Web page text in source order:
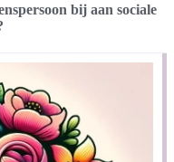
bij aan sociale